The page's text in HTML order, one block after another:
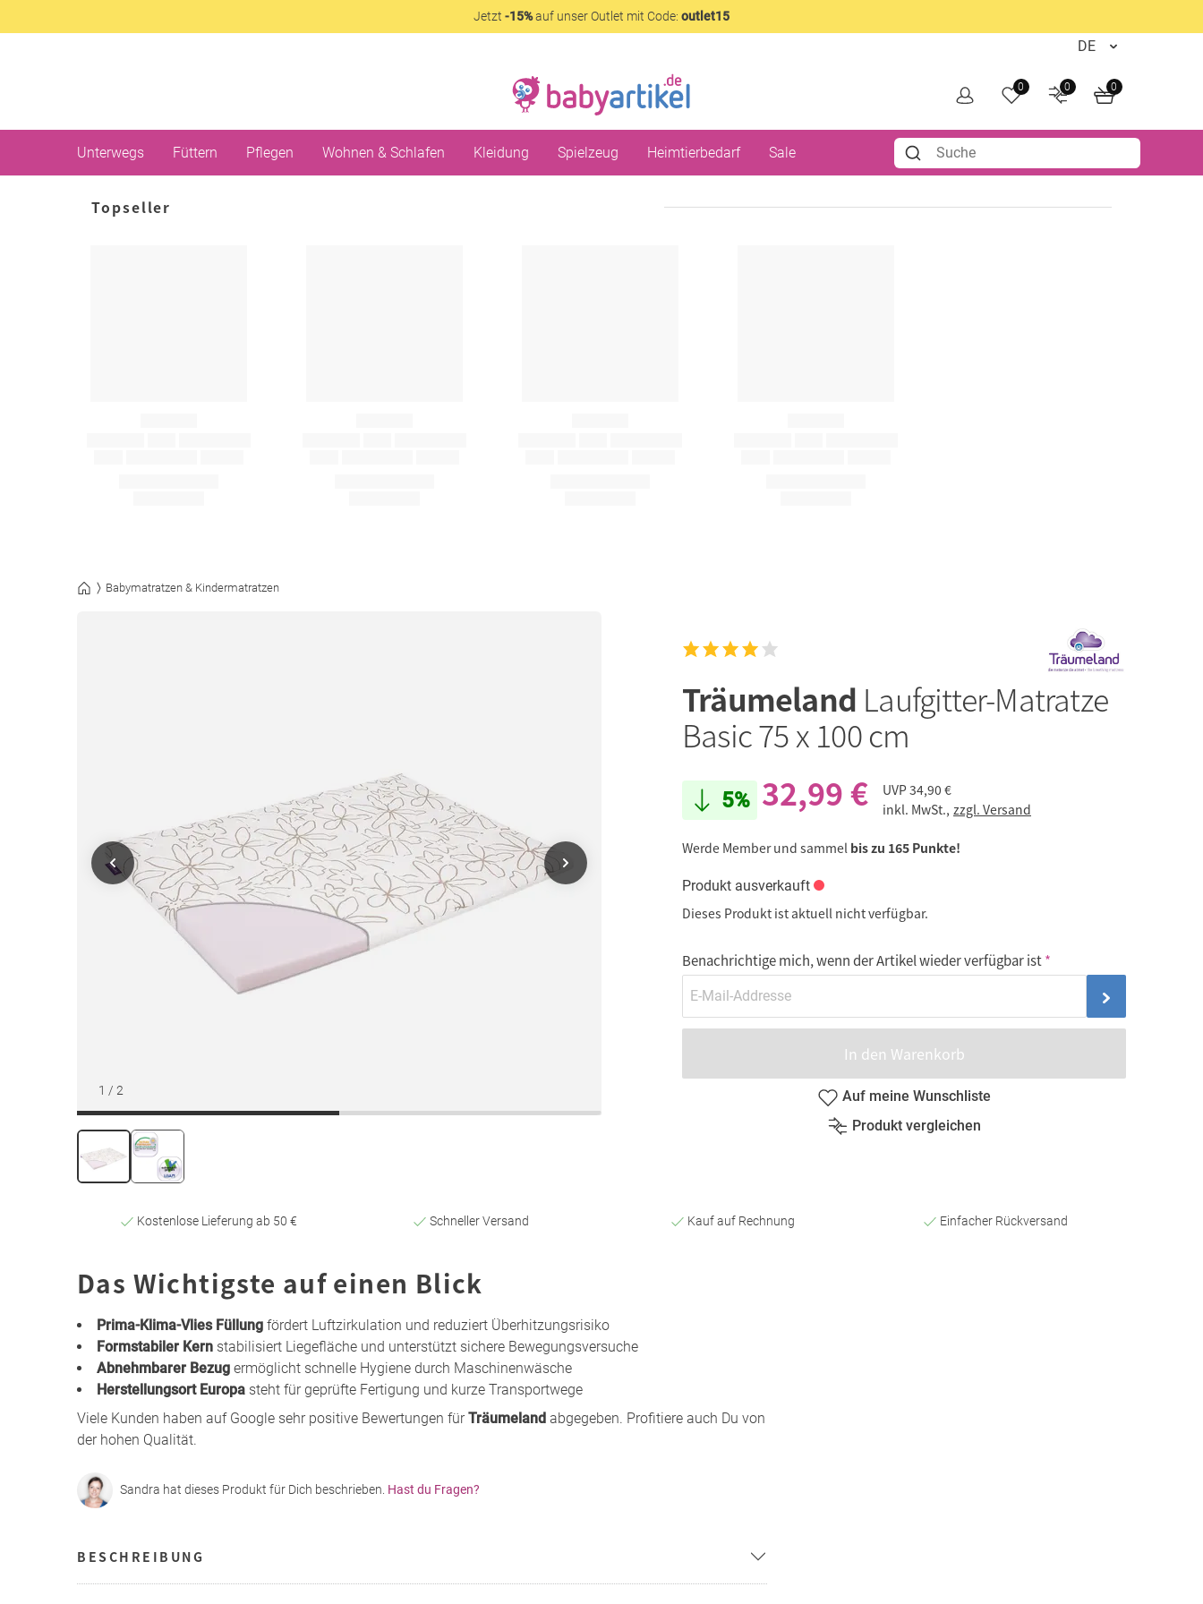
Jetzt -15%auf unser Outlet mit Code: outlet15
0 0 0
Unterwegs Füttern Pflegen Wohnen & Schlafen Kleidung Spielzeug Heimtierbedarf Sale
Topseller
Babymatratzen & Kindermatratzen
1 / 2
Träumeland Laufgitter-Matratze
Basic 75 x 100 cm
5% 32,99 € UVP34,90 €
inkl. MwSt., zzgl. Versand
Werde Member und sammel bis zu 165 Punkte!
Produkt ausverkauft
Dieses Produkt ist aktuell nicht verfügbar.
Benachrichtige mich, wenn der Artikel wieder verfügbar ist
In den Warenkorb
Auf meine Wunschliste
Produkt vergleichen
Kostenlose Lieferung ab 50 € Schneller Versand Kauf auf Rechnung Einfacher Rückversand
Das Wichtigste auf einen Blick
Prima-Klima-Vlies Füllung fördert Luftzirkulation und reduziert Überhitzungsrisiko
Formstabiler Kern stabilisiert Liegefläche und unterstützt sichere Bewegungsversuche
Abnehmbarer Bezug ermöglicht schnelle Hygiene durch Maschinenwäsche
Herstellungsort Europa steht für geprüfte Fertigung und kurze Transportwege
Viele Kunden haben auf Google sehr positive Bewertungen fürTräumeland abgegeben. Profitiere auch Du von
der hohen Qualität.
Sandra hat dieses Produkt für Dich beschrieben. Hast du Fragen?
BESCHREIBUNG